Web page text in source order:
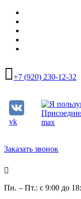
+7 (920) 230-12-32
vk max
Заказать звонок
Пн. – Пт.: с 9:00 до